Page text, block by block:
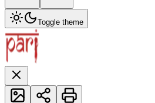
Toggle theme